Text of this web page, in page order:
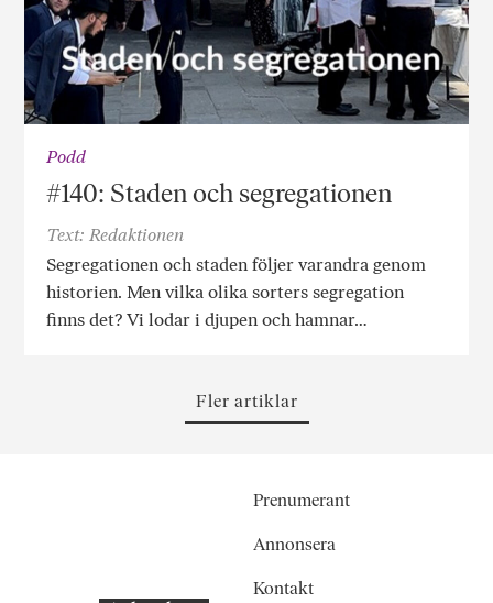
Podd
#140: Staden och segregationen
Text: Redaktionen
Segregationen och staden följer varandra genom
historien. Men vilka olika sorters segregation
finns det? Vi lodar i djupen och hamnar…
Fler artiklar
Prenumerant
Annonsera
Kontakt